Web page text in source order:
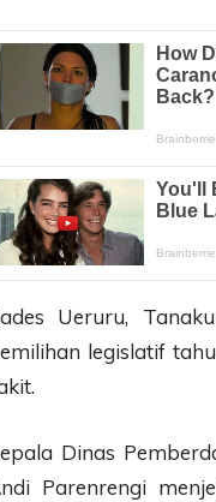
Ueruru,
legislatif
Dinas
Parenrengi